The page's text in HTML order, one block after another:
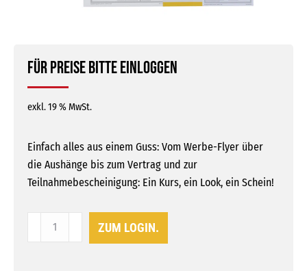
Für Preise bitte einloggen
exkl. 19 % MwSt.
Einfach alles aus einem Guss: Vom Werbe-Flyer über
die Aushänge bis zum Vertrag und zur
Teilnahmebescheinigung: Ein Kurs, ein Look, ein Schein!
ZUM LOGIN.